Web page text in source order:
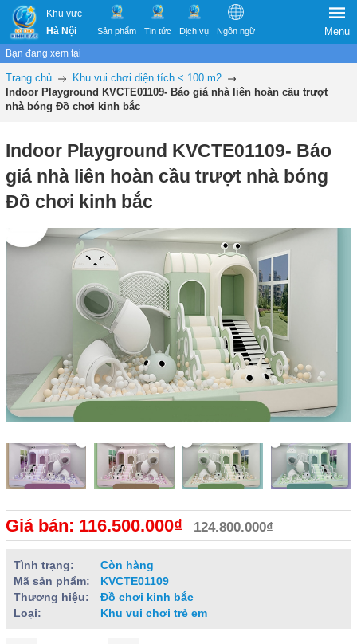
Khu vực
Hà Nội
Sản phẩm Tin tức Dịch vụ Ngôn ngữ Menu
Bạn đang xem tại
Trang chủ
Khu vui chơi diện tích < 100 m2
Indoor Playground KVCTE01109- Báo giá nhà liên hoàn cầu trượt
nhà bóng Đồ chơi kinh bắc
Indoor Playground KVCTE01109- Báo
giá nhà liên hoàn cầu trượt nhà bóng
Đồ chơi kinh bắc
Giá bán: 116.500.000₫ 124.800.000₫
Tình trạng:
Còn hàng
Mã sản phẩm:
KVCTE01109
Thương hiệu:
Đồ chơi kinh bắc
Loại:
Khu vui chơi trẻ em